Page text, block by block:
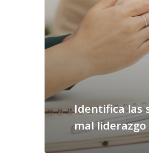
Identifica las
mal liderazgo